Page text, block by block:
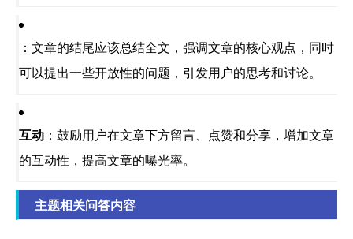
：文章的结尾应该总结全文，强调文章的核心观点，同时
可以提出一些开放性的问题，引发用户的思考和讨论。
互动 ：鼓励用户在文章下方留言、点赞和分享，增加文章
的互动性，提高文章的曝光率。
主题相关问答内容